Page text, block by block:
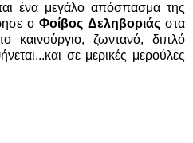
ένα μεγάλο απόσπασμα της
οΦοίβος Δεληβοριάςστα
καινούργιο, ζωντανό, διπλό
σε μερικές μερούλες